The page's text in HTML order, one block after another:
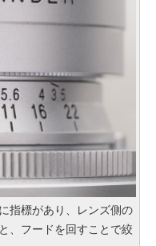
指標があり、レンズ側の
、フードを回すことで絞